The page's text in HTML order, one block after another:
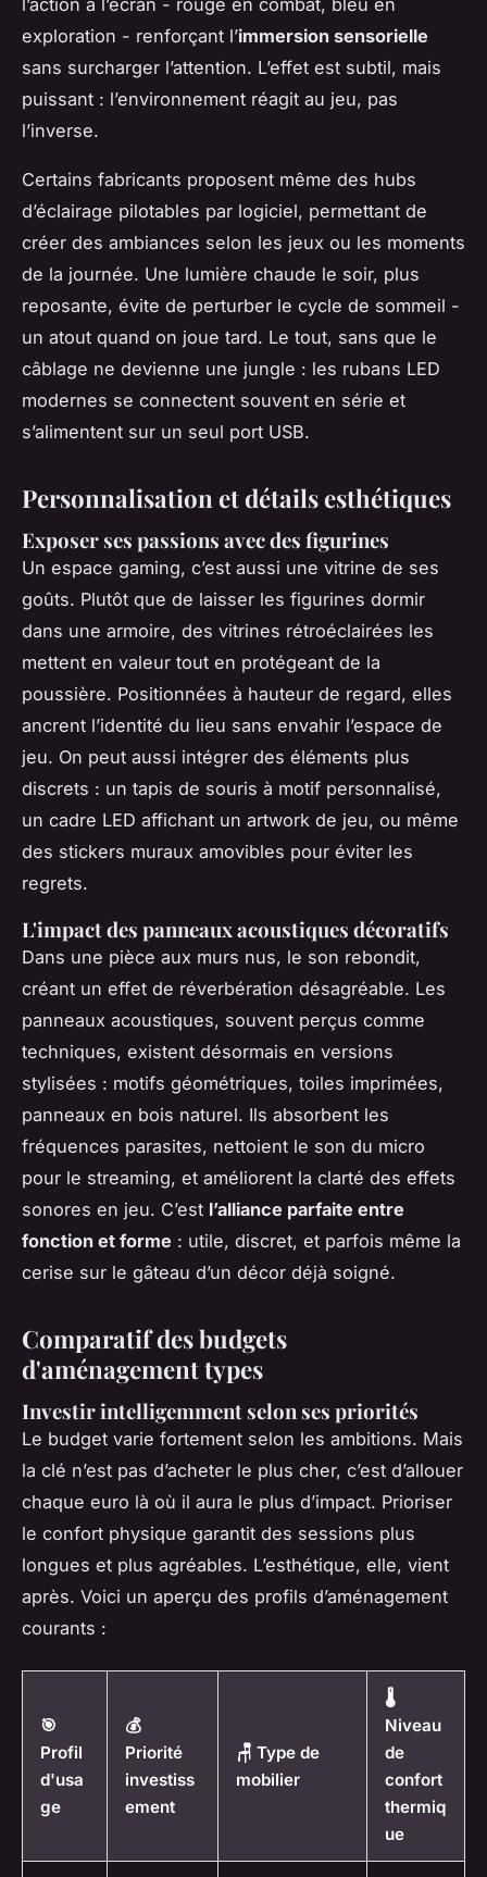
l’action à l’écran - rouge en combat, bleu en
exploration - renforçant l’immersion sensorielle
sans surcharger l’attention. L’effet est subtil, mais
puissant : l’environnement réagit au jeu, pas
l’inverse.
Certains fabricants proposent même des hubs
d’éclairage pilotables par logiciel, permettant de
créer des ambiances selon les jeux ou les moments
de la journée. Une lumière chaude le soir, plus
reposante, évite de perturber le cycle de sommeil -
un atout quand on joue tard. Le tout, sans que le
câblage ne devienne une jungle : les rubans LED
modernes se connectent souvent en série et
s’alimentent sur un seul port USB.
Personnalisation et détails esthétiques
Exposer ses passions avec des figurines
Un espace gaming, c’est aussi une vitrine de ses
goûts. Plutôt que de laisser les figurines dormir
dans une armoire, des vitrines rétroéclairées les
mettent en valeur tout en protégeant de la
poussière. Positionnées à hauteur de regard, elles
ancrent l’identité du lieu sans envahir l’espace de
jeu. On peut aussi intégrer des éléments plus
discrets : un tapis de souris à motif personnalisé,
un cadre LED affichant un artwork de jeu, ou même
des stickers muraux amovibles pour éviter les
regrets.
L'impact des panneaux acoustiques décoratifs
Dans une pièce aux murs nus, le son rebondit,
créant un effet de réverbération désagréable. Les
panneaux acoustiques, souvent perçus comme
techniques, existent désormais en versions
stylisées : motifs géométriques, toiles imprimées,
panneaux en bois naturel. Ils absorbent les
fréquences parasites, nettoient le son du micro
pour le streaming, et améliorent la clarté des effets
sonores en jeu. C’est l’alliance parfaite entre
fonction et forme : utile, discret, et parfois même la
cerise sur le gâteau d’un décor déjà soigné.
Comparatif des budgets
d'aménagement types
Investir intelligemment selon ses priorités
Le budget varie fortement selon les ambitions. Mais
la clé n’est pas d’acheter le plus cher, c’est d’allouer
chaque euro là où il aura le plus d’impact. Prioriser
le confort physique garantit des sessions plus
longues et plus agréables. L’esthétique, elle, vient
après. Voici un aperçu des profils d’aménagement
courants :
🎯
Profil
d'usa
ge
💰
Priorité
investiss
ement
🪑 Type de
mobilier
🌡️
Niveau
de
confort
thermiq
ue